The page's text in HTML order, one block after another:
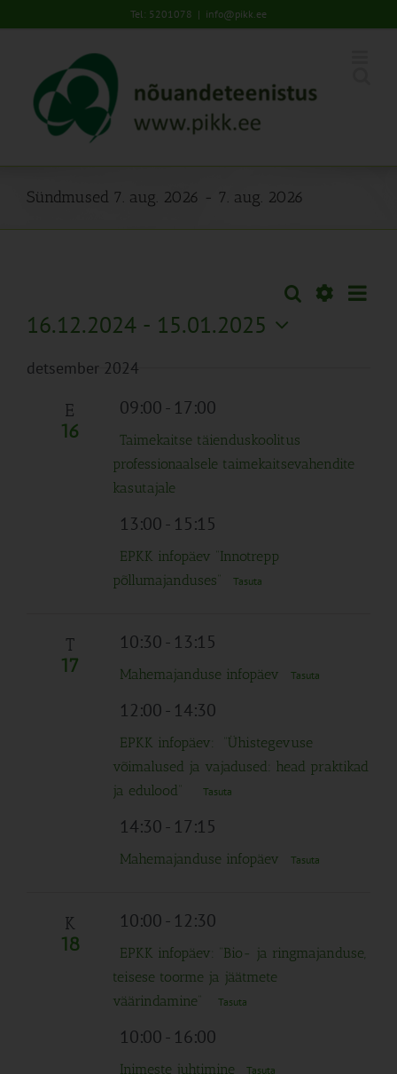
to
Tel: 5201078 | info@pikk.ee
Sündmused 7. aug. 2026 - 7. aug. 2026
Sündmused
Search
Otsi
16.12.2024 - 15.01.2025
kuupäev.
detsember 2024
E
16
09:00- 17:00
Taimekaitse täienduskoolitus
professionaalsele taimekaitsevahendite
kasutajale
13:00- 15:15
EPKK infopäev “Innotrepp
põllumajanduses”
Tasuta
T
17
10:30- 13:15
Mahemajanduse infopäev Tasuta
12:00- 14:30
EPKK infopäev: “Ühistegevuse
võimalused ja vajadused: head praktikad
ja edulood”
Tasuta
14:30- 17:15
Mahemajanduse infopäev Tasuta
K
18
10:00- 12:30
EPKK infopäev: “Bio- ja ringmajanduse,
teisese toorme ja jäätmete
väärindamine”
Tasuta
10:00- 16:00
Inimeste juhtimine Tasuta